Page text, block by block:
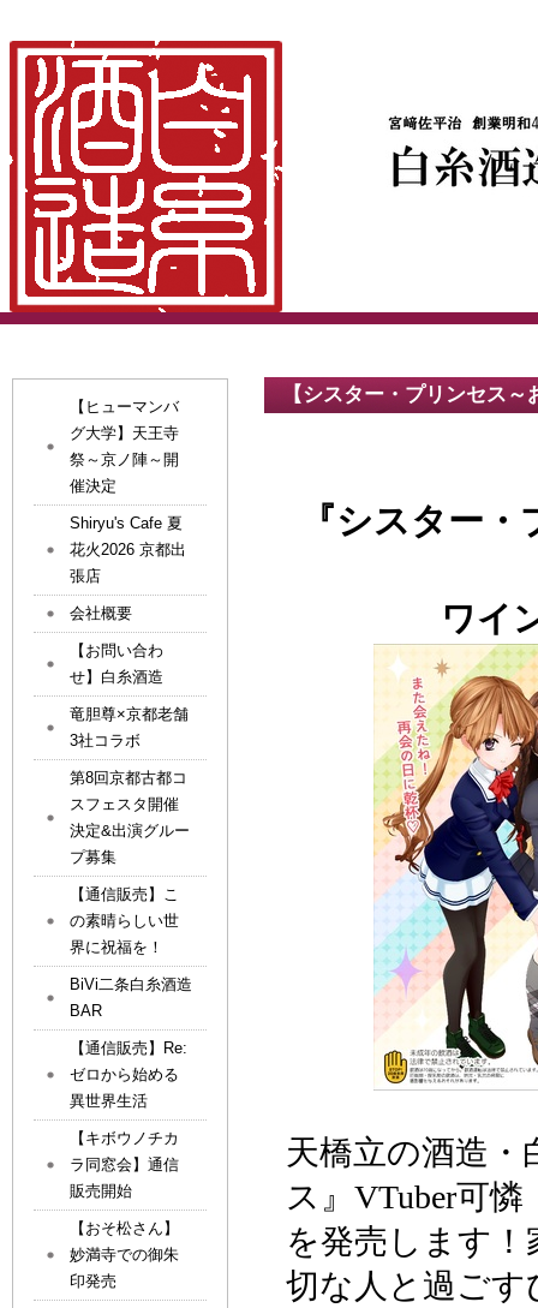
【シスター・プリンセス
『シスター
ワイ
天橋立の酒造・
ス 』VTuber可憐
を発売します
切な人と過ご
【ヒューマンバ
グ大学】天王寺
祭～京ノ陣～開
催決定
Shiryu's Cafe 夏
花火2026 京都出
張店
会社概要
【お問い合わ
せ】白糸酒造
竜胆尊×京都老舗
3社コラボ
第8回京都古都コ
スフェスタ開催
決定&出演グルー
プ募集
【通信販売】こ
の素晴らしい世
界に祝福を！
BiVi二条白糸酒造
BAR
【通信販売】Re:
ゼロから始める
異世界生活
【キボウノチカ
ラ同窓会】通信
販売開始
【おそ松さん】
妙満寺での御朱
印発売